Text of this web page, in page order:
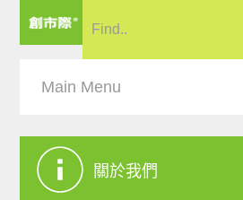
關於我們